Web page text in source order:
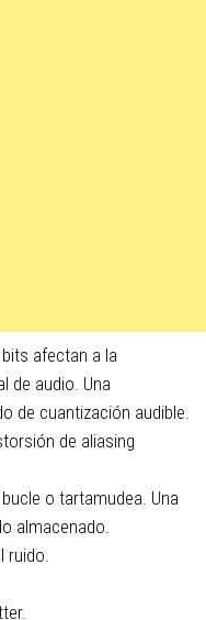
afectan a la
de audio. Una
de cuantización audible.
de aliasing
o tartamudea. Una
almacenado.
ruido.